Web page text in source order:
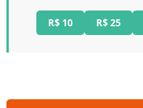
R$ 10 R$ 25